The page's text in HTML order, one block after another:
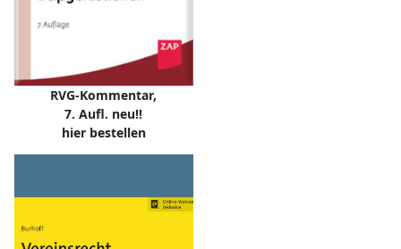
RVG-Kommentar,
7. Aufl. neu!!
hier bestellen